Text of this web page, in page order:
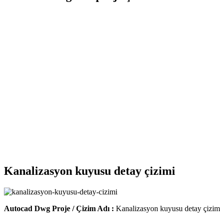
Kanalizasyon kuyusu detay çizimi
Autocad Dwg Proje / Çizim Adı : Kanalizasyon kuyusu detay